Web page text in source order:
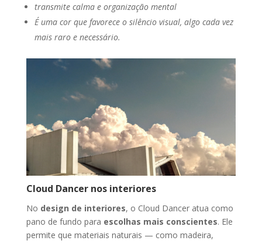
transmite calma e organização mental
É uma cor que favorece o silêncio visual, algo cada vez
mais raro e necessário.
Cloud Dancer nos interiores
No design de interiores, o Cloud Dancer atua como
pano de fundo para escolhas mais conscientes. Ele
permite que materiais naturais — como madeira,